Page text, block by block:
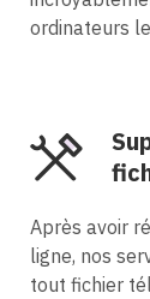
ordinateurs
Après avoir
ligne, nos
tout fichier